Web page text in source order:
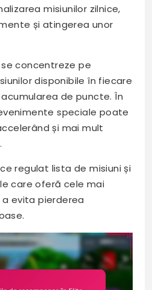
misiunilor zilnice,
și atingerea unor
concentreze pe
disponibile în fiecare
de puncte. În
speciale poate
și mai mult
regulat lista de misiuni și
care oferă cele mai
evita pierderea